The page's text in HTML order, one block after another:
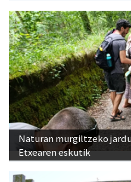
Naturan murgiltzeko
Etxearen eskutik